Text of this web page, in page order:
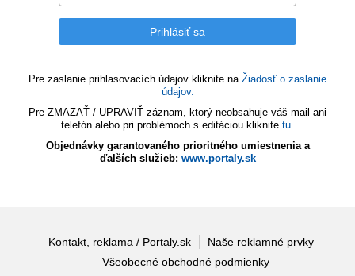
Pre zaslanie prihlasovacích údajov kliknite na Žiadosť o zaslanie
údajov.
Pre ZMAZAŤ / UPRAVIŤ záznam, ktorý neobsahuje váš mail ani
telefón alebo pri problémoch s editáciou kliknite tu.
Objednávky garantovaného prioritného umiestnenia a
ďalších služieb: www.portaly.sk
Kontakt, reklama / Portaly.sk
Naše reklamné prvky
Všeobecné obchodné podmienky